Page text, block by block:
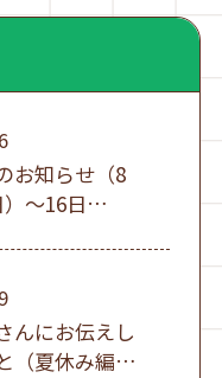
お知らせ（8
～16日
んにお伝えし
（夏休み編